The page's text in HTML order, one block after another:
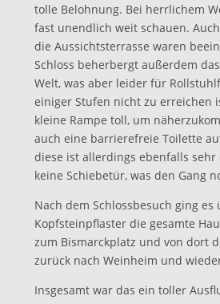
tolle Belohnung. Bei herrlichem
fast unendlich weit schauen.
die Aussichtsterrasse waren
Schloss beherbergt außerdem
Welt, was aber leider für
einiger Stufen nicht zu erreichen
kleine Rampe toll, um
auch eine barrierefreie Toilette
diese ist allerdings ebenfalls
keine Schiebetür, was den Gang
Nach dem Schlossbesuch ging es
Kopfsteinpflaster die gesamte
zum Bismarckplatz und von dort
zurück nach Weinheim und
Insgesamt war das ein toller